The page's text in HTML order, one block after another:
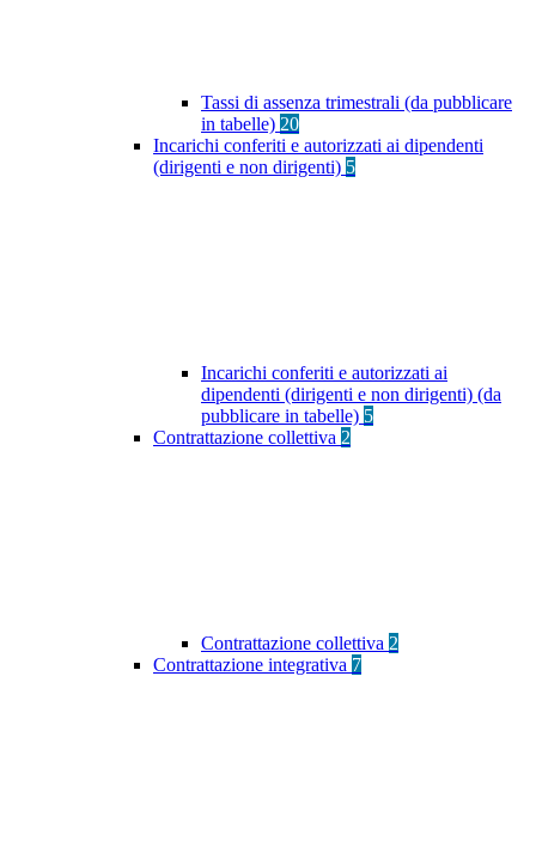
Tassi di assenza trimestrali (da pubblicare
in tabelle) 20
Incarichi conferiti e autorizzati ai dipendenti
(dirigenti e non dirigenti) 5
Incarichi conferiti e autorizzati ai
dipendenti (dirigenti e non dirigenti) (da
pubblicare in tabelle) 5
Contrattazione collettiva 2
Contrattazione collettiva 2
Contrattazione integrativa 7